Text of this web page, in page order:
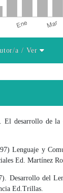
a/ Ver
El desarrollo de la
Lenguaje y
Ed. Martínez
Desarrollo del
Ed.Trillas.